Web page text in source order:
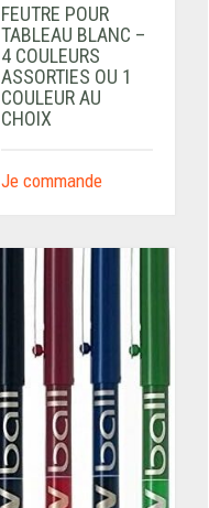
FEUTRE POUR
TABLEAU BLANC –
4 COULEURS
ASSORTIES OU 1
COULEUR AU
CHOIX
Je commande